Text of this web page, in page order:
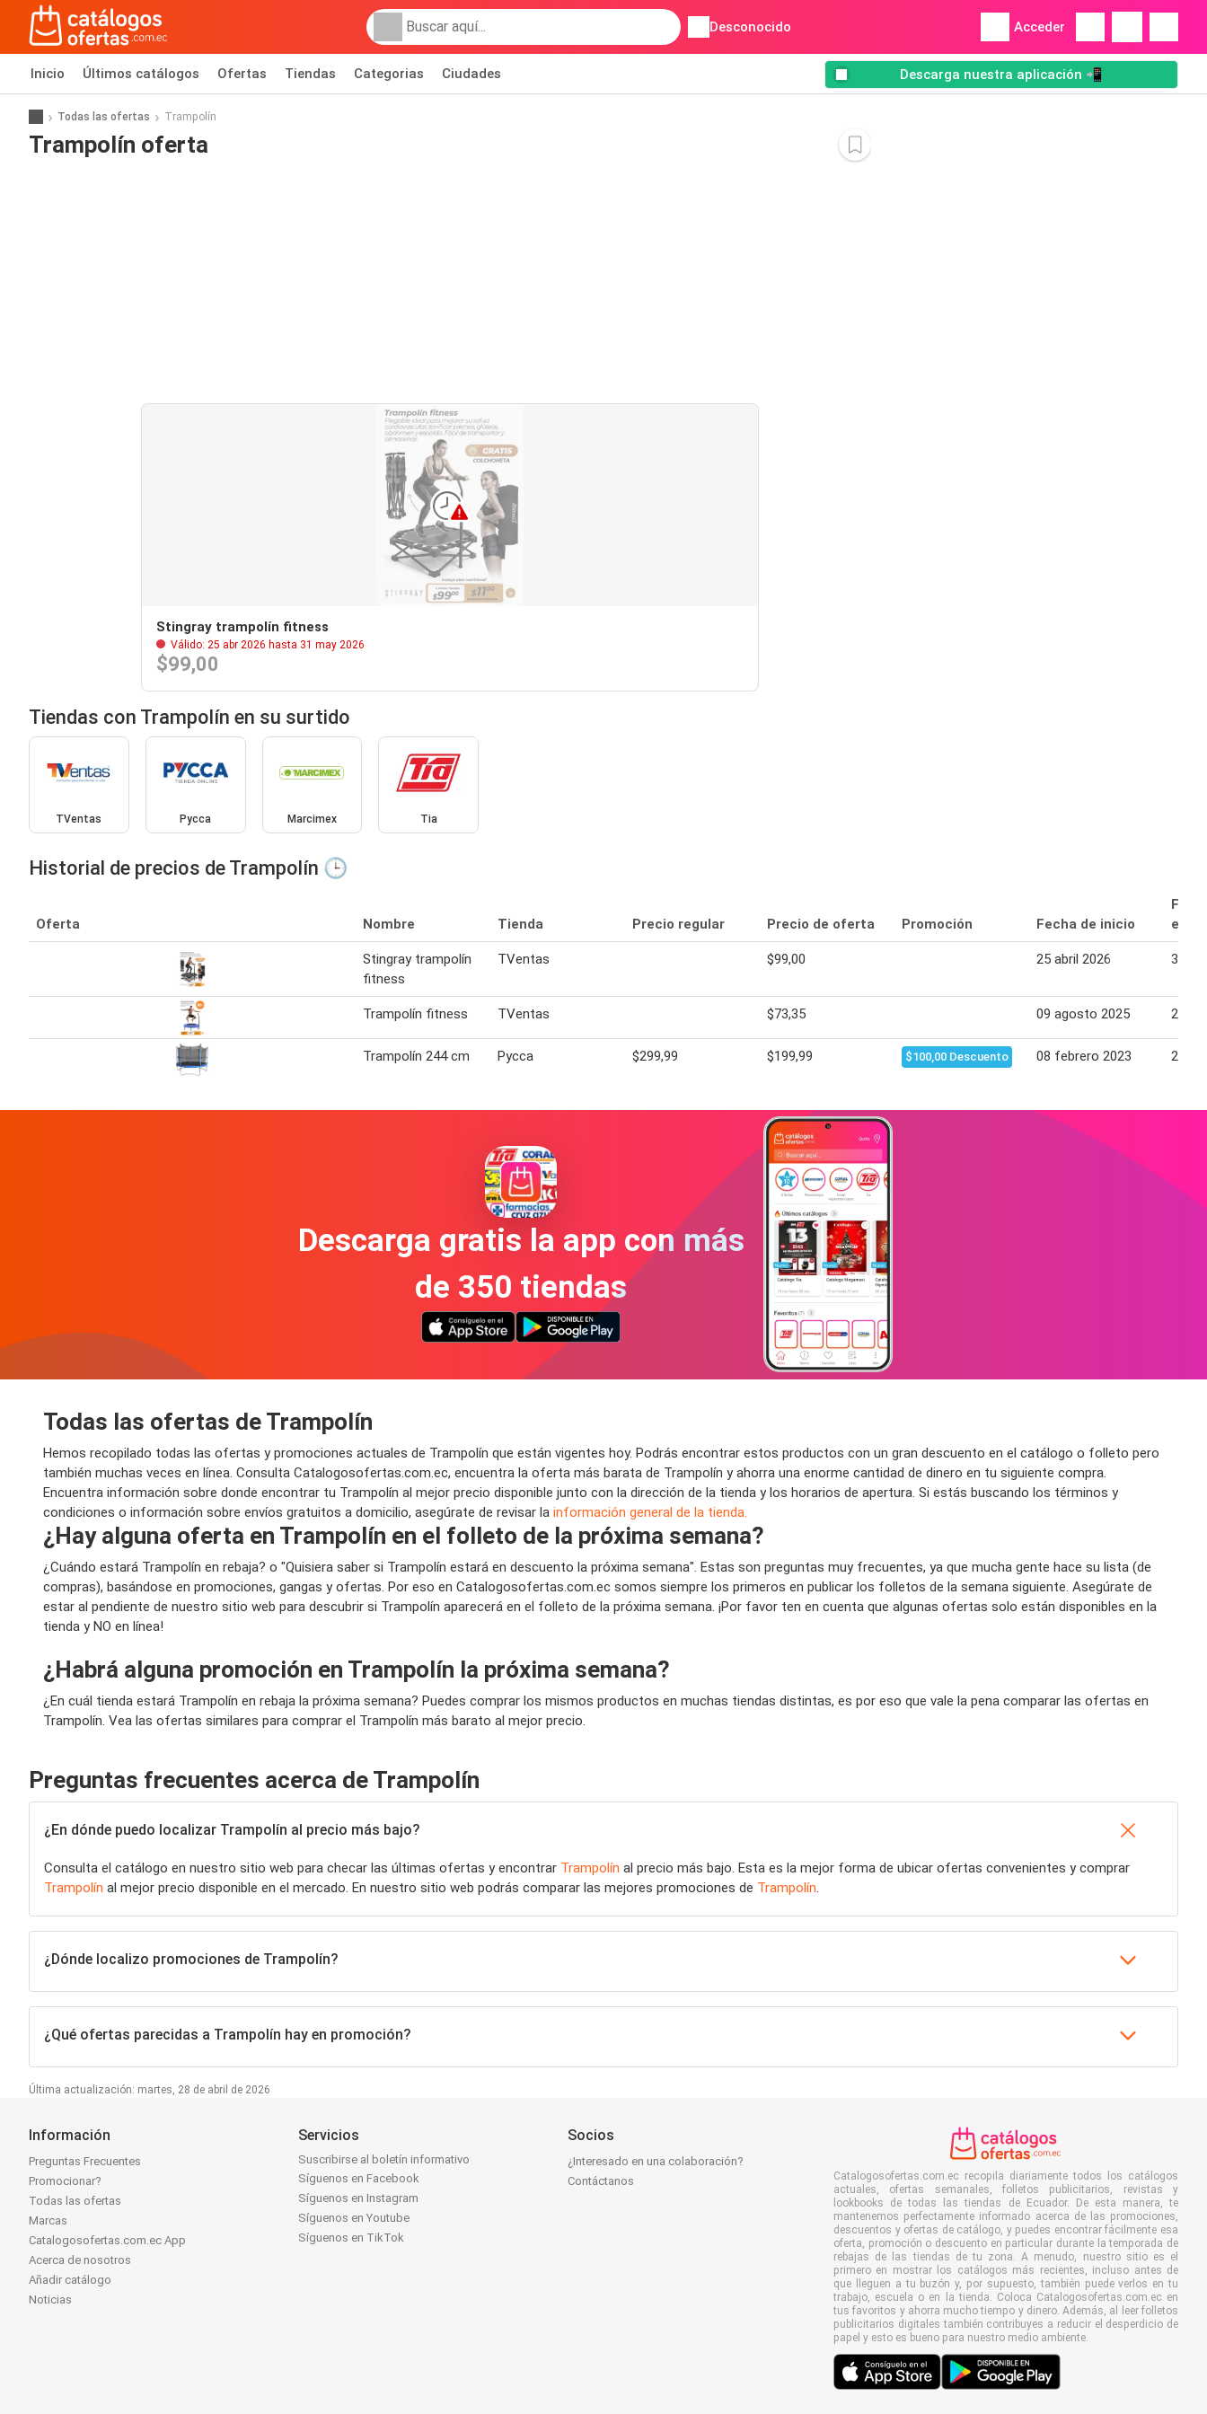
Desconocido Acceder
Inicio Últimos catálogos Ofertas Tiendas Categorias Ciudades Descarga nuestra aplicación 📲
Todas las ofertas Trampolín
Trampolín oferta
Stingray trampolín fitness
Válido: 25 abr 2026 hasta 31 may 2026
$99,00
Tiendas con Trampolín en su surtido
TVentas Pycca Marcimex Tia
Historial de precios de Trampolín 🕒
Oferta Nombre Tienda Precio regular Precio de oferta Promoción Fecha de inicio
Stingray trampolín
fitness
TVentas $99,00 25 abril 2026 31
Trampolín fitness TVentas $73,35 09 agosto 2025 29
Trampolín 244 cm Pycca $299,99 $199,99 $100,00 Descuento 08 febrero 2023 23
Descarga gratis la app con más
de 350 tiendas
Todas las ofertas de Trampolín
Hemos recopilado todas las ofertas y promociones actuales de Trampolín que están vigentes hoy. Podrás encontrar estos productos con un gran descuento en el catálogo o folleto pero
también muchas veces en línea. Consulta Catalogosofertas.com.ec, encuentra la oferta más barata de Trampolín y ahorra una enorme cantidad de dinero en tu siguiente compra.
Encuentra información sobre donde encontrar tu Trampolín al mejor precio disponible junto con la dirección de la tienda y los horarios de apertura. Si estás buscando los términos y
condiciones o información sobre envíos gratuitos a domicilio, asegúrate de revisar la información general de la tienda.
¿Hay alguna oferta en Trampolín en el folleto de la próxima semana?
¿Cuándo estará Trampolín en rebaja? o "Quisiera saber si Trampolín estará en descuento la próxima semana". Estas son preguntas muy frecuentes, ya que mucha gente hace su lista (de
compras), basándose en promociones, gangas y ofertas. Por eso en Catalogosofertas.com.ec somos siempre los primeros en publicar los folletos de la semana siguiente. Asegúrate de
estar al pendiente de nuestro sitio web para descubrir si Trampolín aparecerá en el folleto de la próxima semana. ¡Por favor ten en cuenta que algunas ofertas solo están disponibles en la
tienda y NO en línea!
¿Habrá alguna promoción en Trampolín la próxima semana?
¿En cuál tienda estará Trampolín en rebaja la próxima semana? Puedes comprar los mismos productos en muchas tiendas distintas, es por eso que vale la pena comparar las ofertas en
Trampolín. Vea las ofertas similares para comprar el Trampolín más barato al mejor precio.
Preguntas frecuentes acerca de Trampolín
¿En dónde puedo localizar Trampolín al precio más bajo?
Consulta el catálogo en nuestro sitio web para checar las últimas ofertas y encontrar Trampolín al precio más bajo. Esta es la mejor forma de ubicar ofertas convenientes y comprar
Trampolín al mejor precio disponible en el mercado. En nuestro sitio web podrás comparar las mejores promociones de Trampolín
¿Dónde localizo promociones de Trampolín?
¿Qué ofertas parecidas a Trampolín hay en promoción?
Última actualización: martes, 28 de abril de 2026
Información
Preguntas Frecuentes
Promocionar?
Todas las ofertas
Marcas
Catalogosofertas.com.ec App
Acerca de nosotros
Añadir catálogo
Noticias
Servicios
Suscribirse al boletín informativo
Síguenos en Facebook
Síguenos en Instagram
Síguenos en Youtube
Síguenos en TikTok
Socios
¿Interesado en una colaboración?
Contáctanos
Catalogosofertas.com.ec recopila diariamente todos los catálogos
actuales, ofertas semanales, folletos publicitarios, revistas y
lookbooks de todas las tiendas de Ecuador. De esta manera, te
mantenemos perfectamente informado acerca de las promociones,
descuentos y ofertas de catálogo, y puedes encontrar fácilmente esa
oferta, promoción o descuento en particular durante la temporada de
rebajas de las tiendas de tu zona. A menudo, nuestro sitio es el
primero en mostrar los catálogos más recientes, incluso antes de
que lleguen a tu buzón y, por supuesto, también puede verlos en tu
trabajo, escuela o en la tienda. Coloca Catalogosofertas.com.ec en
tus favoritos y ahorra mucho tiempo y dinero. Además, al leer folletos
publicitarios digitales también contribuyes a reducir el desperdicio de
papel y esto es bueno para nuestro medio ambiente.